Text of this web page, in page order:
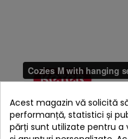
Acest magazin vă solicită
performanță, statistici și
părți sunt utilizate pentru